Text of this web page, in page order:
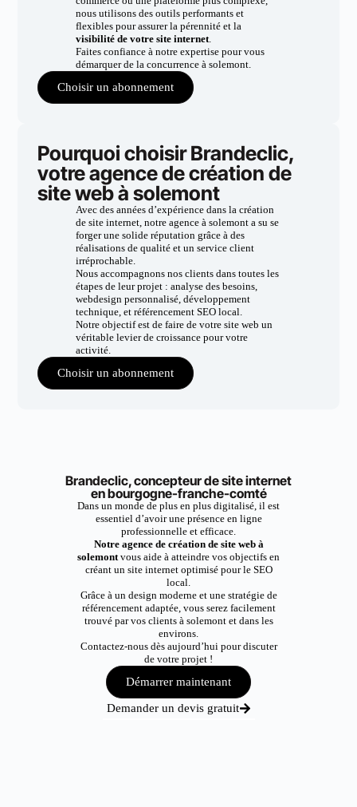
nous utilisons des outils performants et
flexibles pour assurer la pérennité et la
visibilité de votre site internet.
Faites confiance à notre expertise pour vous
démarquer de la concurrence à solemont.
Choisir un abonnement
Pourquoi choisir Brandeclic,
votre agence de création de
site web à solemont
Avec des années d’expérience dans la création
de site internet, notre agence à solemont a su se
forger une solide réputation grâce à des
réalisations de qualité et un service client
irréprochable.
Nous accompagnons nos clients dans toutes les
étapes de leur projet : analyse des besoins,
webdesign personnalisé, développement
technique, et référencement SEO local.
Notre objectif est de faire de votre site web un
véritable levier de croissance pour votre
activité.
Choisir un abonnement
Brandeclic, concepteur de site internet
en bourgogne-franche-comté
Dans un monde de plus en plus digitalisé, il est
essentiel d’avoir une présence en ligne
professionnelle et efficace.
Notre agence de création de site web à
solemontvous aide à atteindre vos objectifs en
créant un site internet optimisé pour le SEO
local.
Grâce à un design moderne et une stratégie de
référencement adaptée, vous serez facilement
trouvé par vos clients à solemont et dans les
environs.
Contactez-nous dès aujourd’hui pour discuter
de votre projet !
Démarrer maintenant
Demander un devis gratuit